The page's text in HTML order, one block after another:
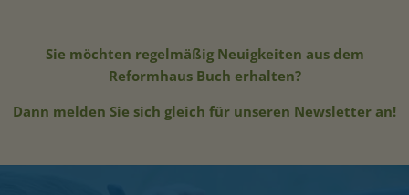
Sie möchten regelmäßig Neuigkeiten aus dem
Reformhaus Buch erhalten?
Dann melden Sie sich gleich für unseren Newsletter an!